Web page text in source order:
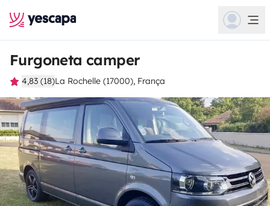
Furgoneta camper
4,83 (18)La Rochelle (17000), França